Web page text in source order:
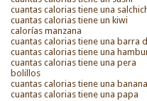
cuantas calorias tiene una
cuantas calorias tiene un kiwi
calorías manzana
cuantas calorias tiene una barra
cuantas calorias tiene una
cuantas calorias tiene una pera
bolillos
cuantas calorias tiene una
cuantas calorias tiene una papa